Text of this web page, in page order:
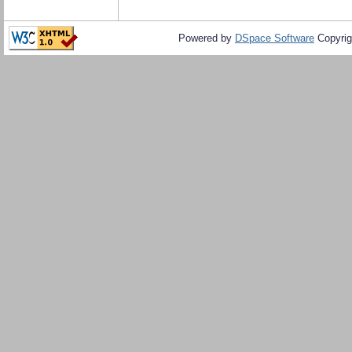
Powered by DSpace Software